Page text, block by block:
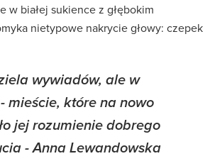
w białej sukience z głębokim
nietypowe nakrycie głowy: czepek
wywiadów, ale w
mieście, które na nowo
jej rozumienie dobrego
- Anna Lewandowska